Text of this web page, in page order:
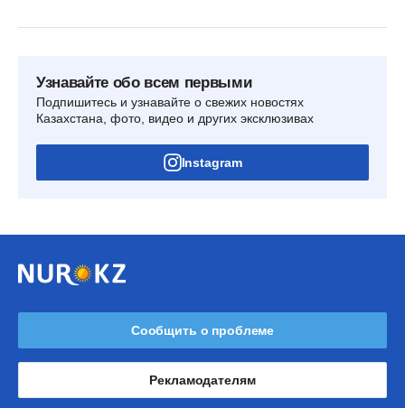
Узнавайте обо всем первыми
Подпишитесь и узнавайте о свежих новостях
Казахстана, фото, видео и других эксклюзивах
Instagram
Сообщить о проблеме
Рекламодателям